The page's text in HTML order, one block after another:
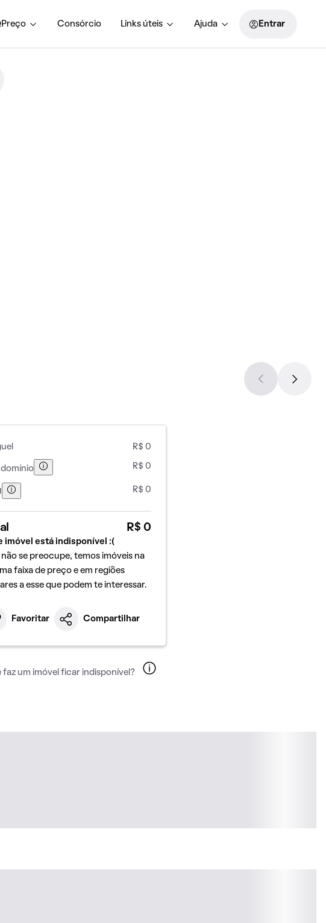
Consórcio Links úteis Ajuda Entrar
R$ 0
R$ 0
R$ 0
R$ 0
imóvel está indisponível :(
não se preocupe, temos imóveis na
faixa de preço e em regiões
a esse que podem te interessar.
Favoritar Compartilhar
faz um imóvel ficar indisponível?